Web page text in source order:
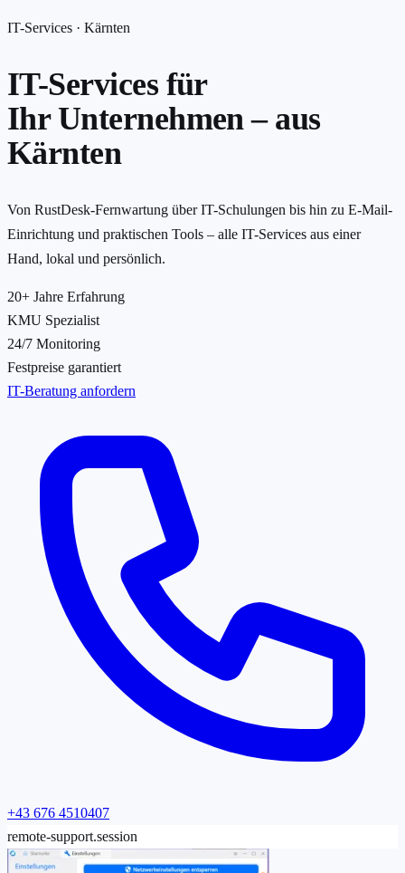
IT-Services · Kärnten
IT-Services für
Ihr Unternehmen – aus
Kärnten
Von RustDesk-Fernwartung über IT-Schulungen bis hin zu E-Mail-
Einrichtung und praktischen Tools – alle IT-Services aus einer
Hand, lokal und persönlich.
20+ Jahre Erfahrung
KMU Spezialist
24/7 Monitoring
Festpreise garantiert
IT-Beratung anfordern
+43 676 4510407
remote-support.session